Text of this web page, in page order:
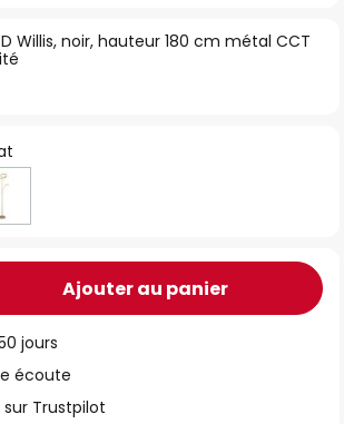
Willis, noir, hauteur 180 cm métal CCT
Ajouter au panier
jours
écoute
Trustpilot